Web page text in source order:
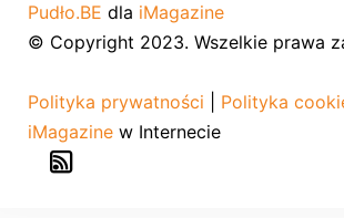
Pudło.BE dla iMagazine
© Copyright 2023. Wszelkie prawa
Polityka prywatności
Polityka
iMagazine w Internecie